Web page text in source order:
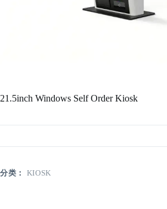
21.5inch Windows Self Order Kiosk
分类： KIOSK